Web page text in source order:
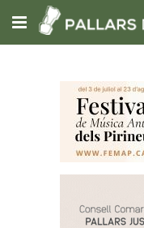
Subscriu-t'hi
Portada